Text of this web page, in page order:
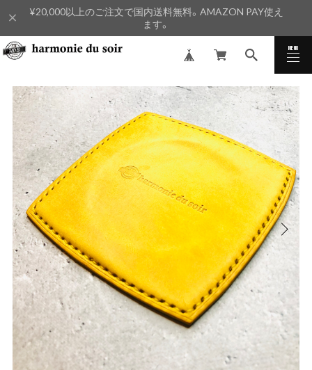
¥20,000以上のご注文で国内送料無料。AMAZON PAY使え
ます。
MENU
CLOSE